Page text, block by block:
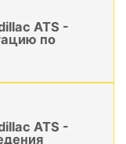
ATS -
по
ATS -